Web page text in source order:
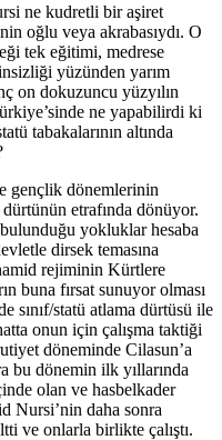
ne kudretli bir aşiret
oğlu veya akrabasıydı. O
tek eğitimi, medrese
yüzünden yarım
on dokuzuncu yüzyılın
ne yapabilirdi ki
tabakalarının altında
gençlik dönemlerinin
etrafında dönüyor.
yokluklar hesaba
dirsek temasına
rejiminin Kürtlere
buna fırsat sunuyor olması
sınıf/statü atlama dürtüsü ile
onun için çalışma taktiği
döneminde Cilasun’a
bu dönemin ilk yıllarında
olan ve hasbelkader
Nursi’nin daha sonra
ve onlarla birlikte çalıştı.